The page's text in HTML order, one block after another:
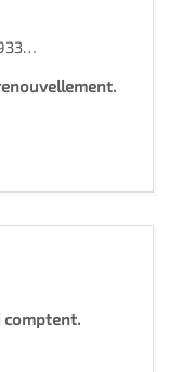
comptent.